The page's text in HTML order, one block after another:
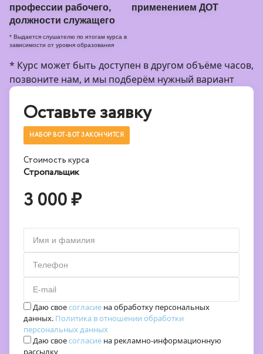
применением ДОТ
профессии рабочего,
должности служащего
* Выдается слушателю по итогам курса в
зависимости от уровня образования
* Курс может быть доступен в другом объёме часов,
позвоните нам, и мы подберём нужный вариант
Оставьте заявку
НАБОР ВОТ-ВОТ ЗАКОНЧИТСЯ
Стоимость курса
Стропальщик
3 000 ₽
Имя и фамилия
Телефон
E-mail
Даю своесогласие на обработку персональных
данных. Политика в отношении обработки
персональных данных
Даю своесогласие на рекламно-информационную
рассылку